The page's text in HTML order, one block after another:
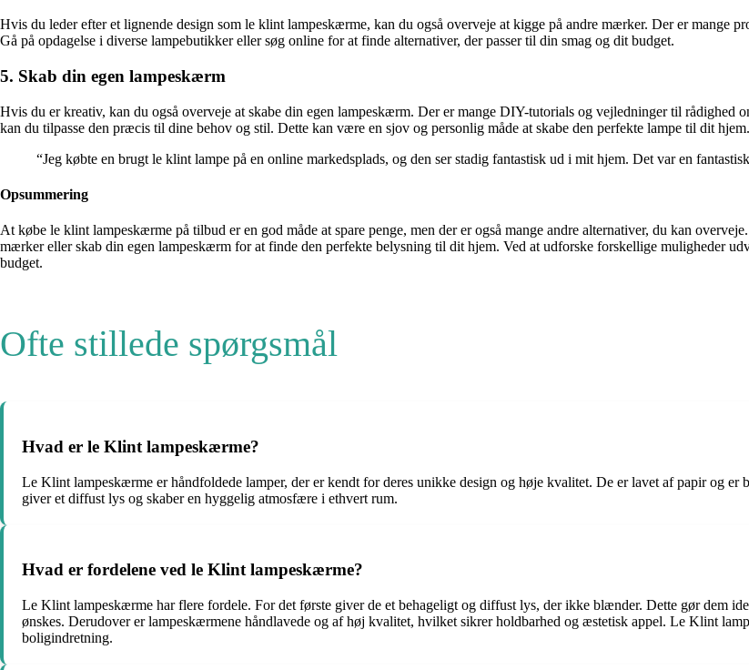
Hvis du leder efter et lignende design som le klint lampeskærme, kan du også overveje at kigge på andre mærker. Der er mange
Gå på opdagelse i diverse lampebutikker eller søg online for at finde alternativer, der passer til din smag og dit budget.
5. Skab din egen lampeskærm
Hvis du er kreativ, kan du også overveje at skabe din egen lampeskærm. Der er mange DIY-tutorials og vejledninger til rådighed
kan du tilpasse den præcis til dine behov og stil. Dette kan være en sjov og personlig måde at skabe den perfekte lampe til dit hjem.
“Jeg købte en brugt le klint lampe på en online markedsplads, og den ser stadig fantastisk ud i mit hjem. Det var en
Opsummering
At købe le klint lampeskærme på tilbud er en god måde at spare penge, men der er også mange andre alternativer, du kan
mærker eller skab din egen lampeskærm for at finde den perfekte belysning til dit hjem. Ved at udforske forskellige muligheder
budget.
Ofte stillede spørgsmål
Hvad er le Klint lampeskærme?
Le Klint lampeskærme er håndfoldede lamper, der er kendt for deres unikke design og høje kvalitet. De er lavet af papir og
giver et diffust lys og skaber en hyggelig atmosfære i ethvert rum.
Hvad er fordelene ved le Klint lampeskærme?
Le Klint lampeskærme har flere fordele. For det første giver de et behageligt og diffust lys, der ikke blænder. Dette gør dem
ønskes. Derudover er lampeskærmene håndlavede og af høj kvalitet, hvilket sikrer holdbarhed og æstetisk appel. Le Klint
boligindretning.